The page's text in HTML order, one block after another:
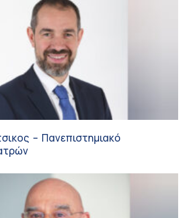
– Πανεπιστημιακό